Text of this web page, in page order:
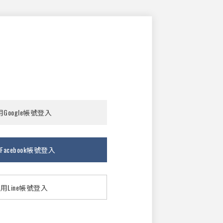
Google帳號登入
帳號登入
Line帳號登入